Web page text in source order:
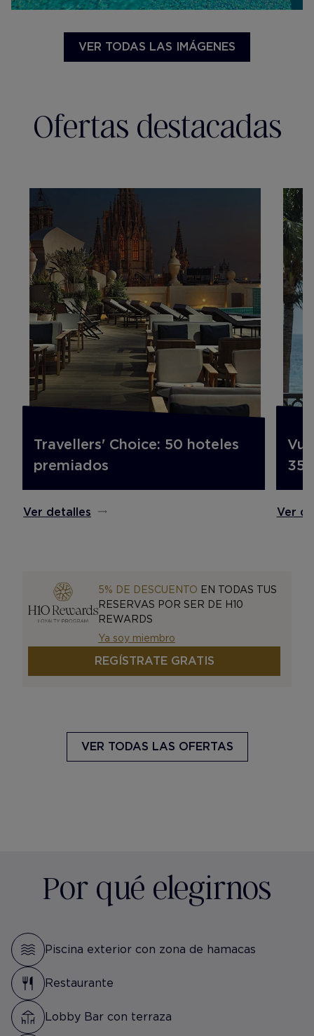
VER TODAS LAS IMÁGENES
Ofertas destacadas
Travellers' Choice: 50 hoteles
premiados
Ver detalles Ver
5% DE DESCUENTO EN TODAS TUS
RESERVAS POR SER DE H10
REWARDS
Ya soy miembro
REGÍSTRATE GRATIS
VER TODAS LAS OFERTAS
Por qué elegirnos
Piscina exterior con zona de hamacas
Restaurante
Lobby Bar con terraza